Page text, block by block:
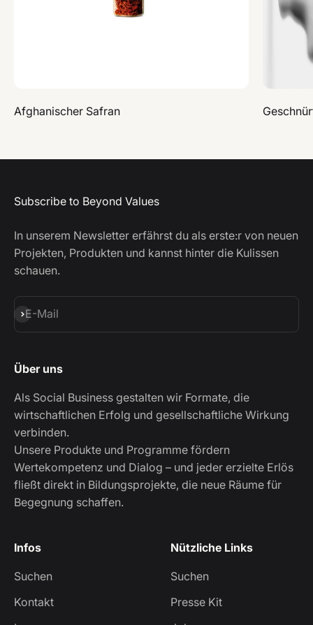
Afghanischer Safran
Subscribe to Beyond Values
In unserem Newsletter erfährst du als erste:r von neuen
Projekten, Produkten und kannst hinter die Kulissen
schauen.
E-Mail
Abonnieren
Über uns
Als Social Business gestalten wir Formate, die
wirtschaftlichen Erfolg und gesellschaftliche Wirkung
verbinden.
Unsere Produkte und Programme fördern
Wertekompetenz und Dialog – und jeder erzielte Erlös
fließt direkt in Bildungsprojekte, die neue Räume für
Begegnung schaffen.
Infos
Suchen
Kontakt
Nützliche Links
Suchen
Presse Kit